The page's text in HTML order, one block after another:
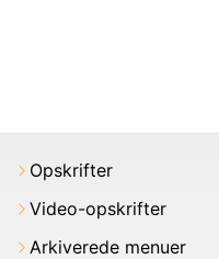
Opskrifter
Video-opskrifter
Arkiverede menuer